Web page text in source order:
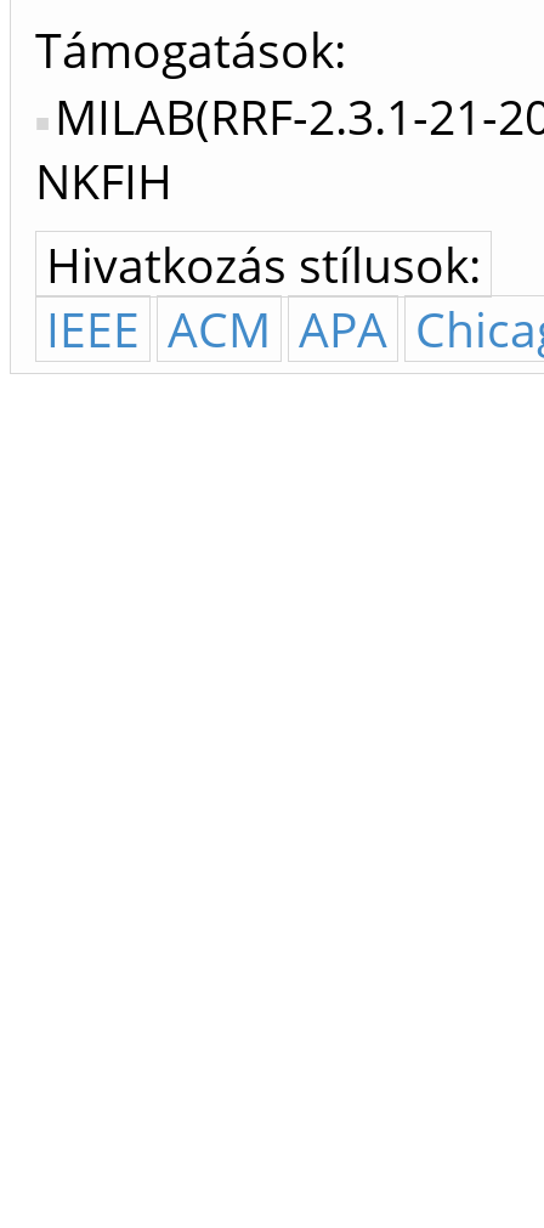
Támogatások:
MILAB(RRF-2.3.1-21-
NKFIH
Hivatkozás stílusok:
IEEE ACM APA